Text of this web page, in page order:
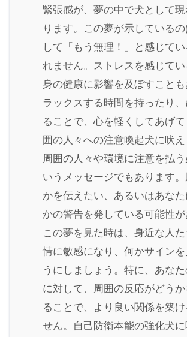
緊張感が、夢の中で犬として
ります。この夢が示している
して「もう無理！」と感じて
れません。ストレスを感じて
身の健康に影響を及ぼすことも
ラックスする時間を持ったり
ることで、心を軽くしてあげ
囲の人々への注意喚起犬に吠え
周囲の人々や環境に注意を払
いうメッセージでもあります
かを伝えたい、あるいはあな
かの警告を発している可能性が
この夢を見た時は、身近な人
情に敏感になり、何かサインを
うにしましょう。特に、あな
に対して、周囲の反応がどう
ることで、より良い関係を築
せん。自己防衛本能の強化犬